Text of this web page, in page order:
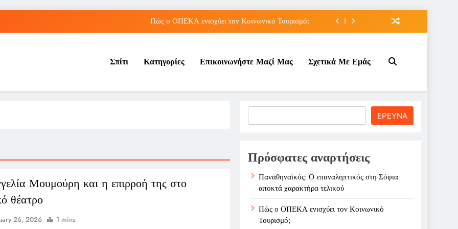
Πώς ο ΟΠΕΚΑ ενισχύει τον Κοινωνικό Τουρισμό;
Μπέσσυ Αργυράκη: Ποια είναι η συμβουλή του γιου της για την καριέρα;
Πώς ο ΟΠΕΚΑ ενισχύει τον Κοινωνικό Τουρισμό;
Νέα Κρήτη: Πώς η φράση «Κρήτη ΟΦΗ» προκάλεσε ζημιά στο Σαρακήνικο
Σπίτι Κατηγορίες Επικοινωνήστε Μαζί Μας Σχετικά Με Εμάς
Μουμούρη και η επιρροή της στο
θέατρο
26, 2026 1 mins
ΕΡΕΥΝΑ
Πρόσφατες αναρτήσεις
Παναθηναϊκός: Ο επαναληπτικός στη Σόφια
αποκτά χαρακτήρα τελικού
Πώς ο ΟΠΕΚΑ ενισχύει τον Κοινωνικό
Τουρισμό;